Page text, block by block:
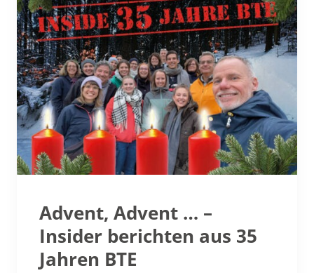
Advent, Advent … –
Insider berichten aus 35
Jahren BTE